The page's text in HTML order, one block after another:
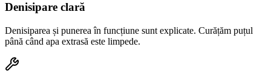
Denisipare clară
Denisiparea și punerea în funcțiune sunt explicate. Curățăm puțul
până când apa extrasă este limpede.